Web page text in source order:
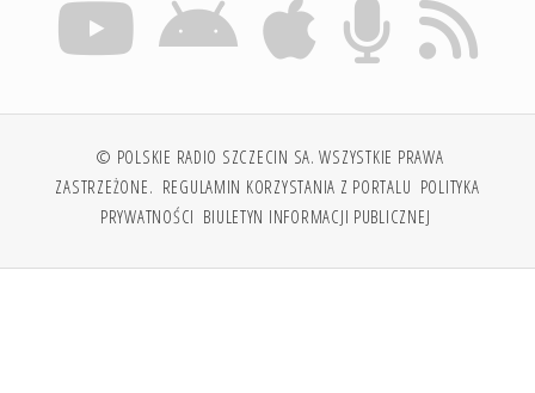
© POLSKIE RADIO SZCZECIN SA. WSZYSTKIE PRAWA
ZASTRZEŻONE. REGULAMIN KORZYSTANIA Z PORTALU POLITYKA
PRYWATNOŚCI BIULETYN INFORMACJI PUBLICZNEJ